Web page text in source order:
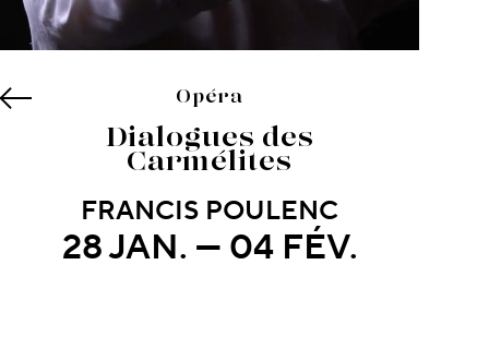
Opéra
Dialogues des
Carmélites
FRANCIS POULENC
28 JAN. — 04 FÉV.